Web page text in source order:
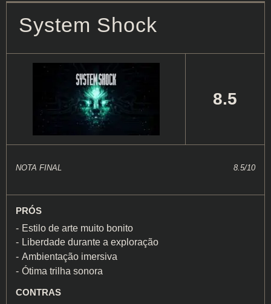
System Shock
8.5
NOTA FINAL 8.5/10
PRÓS
Estilo de arte muito bonito
Liberdade durante a exploração
Ambientação imersiva
Ótima trilha sonora
CONTRAS